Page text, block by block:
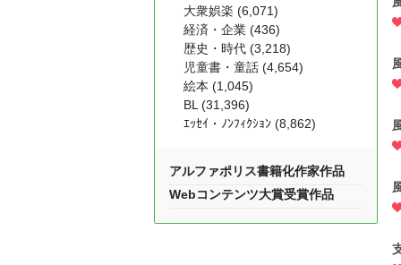
大衆娯楽 (6,071)
経済・企業 (436)
歴史・時代 (3,218)
児童書・童話 (4,654)
絵本 (1,045)
BL (31,396)
ｴｯｾｲ・ﾉﾝﾌｨｸｼｮﾝ (8,862)
アルファポリス書籍化作家作品
Webコンテンツ大賞受賞作品